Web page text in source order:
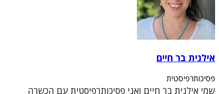
אילנית בר חיים
פסיכותרפיסטית
שמי אילנית בר חיים ואני פסיכותרפיסטית עם הכשרה